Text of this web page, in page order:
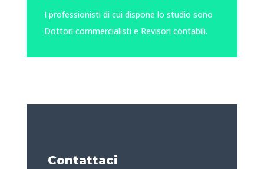
I professionisti di cui dispone lo studio sono
Dottori commercialisti e Revisori contabili.
Contattaci